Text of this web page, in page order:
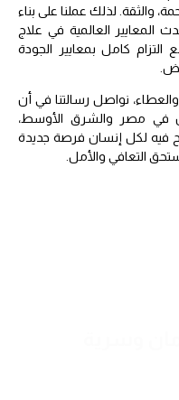
والثقة. لذلك عملنا على بناء
المعايير العالمية في علاج
التزام كامل بمعايير الجودة
نواصل رسالتنا في أن
في مصر والشرق الأوسط،
فيه لكل إنسان فرصة جديدة
التعافي والأمل.